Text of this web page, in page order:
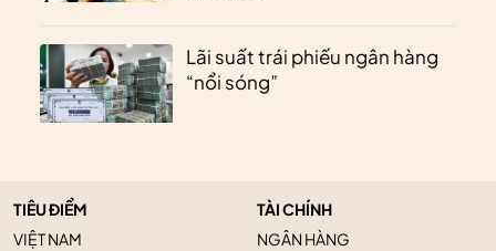
Lãi suất trái phiếu ngân hàng
“nổi sóng”
TIÊU ĐIỂM
VIỆT NAM
TÀI CHÍNH
NGÂN HÀNG